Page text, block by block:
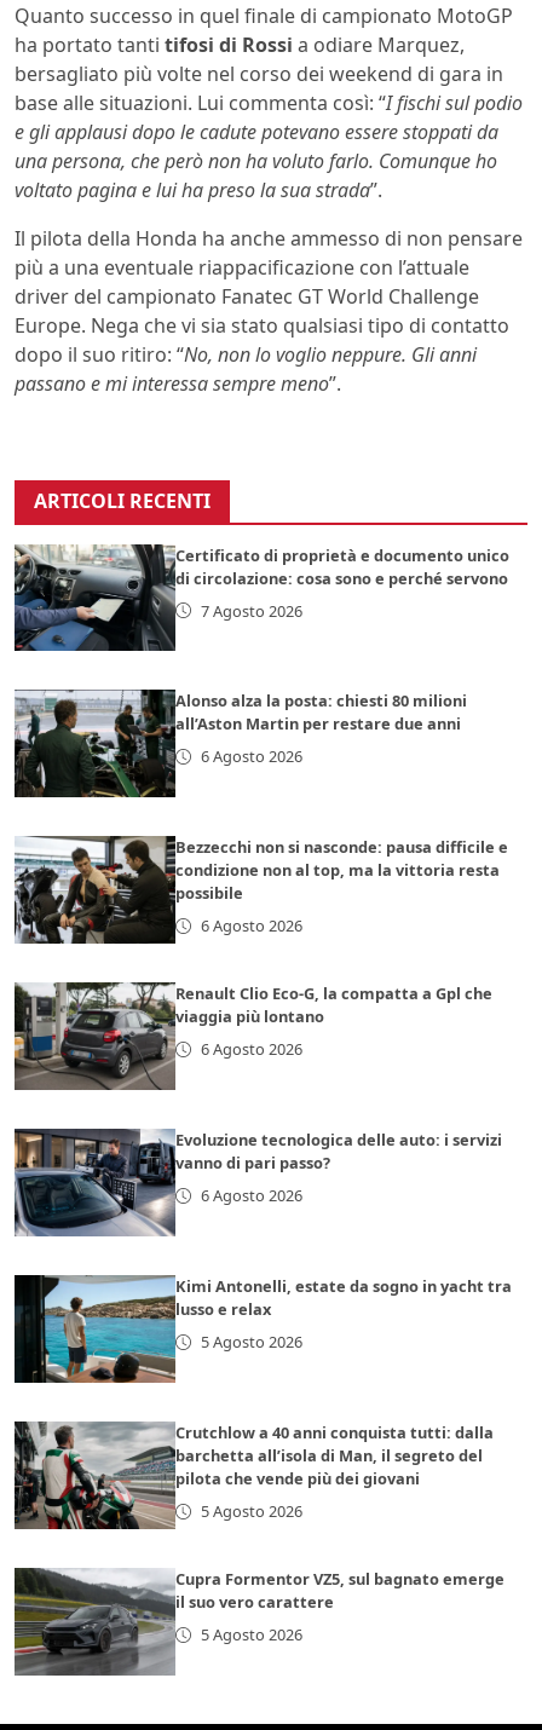
Quanto successo in quel finale di campionato MotoGP
ha portato tanti tifosi di Rossi a odiare Marquez,
bersagliato più volte nel corso dei weekend di gara in
base alle situazioni. Lui commenta così: “I fischi sul podio
e gli applausi dopo le cadute potevano essere stoppati da
una persona, che però non ha voluto farlo. Comunque ho
voltato pagina e lui ha preso la sua strada”.
Il pilota della Honda ha anche ammesso di non pensare
più a una eventuale riappacificazione con l’attuale
driver del campionato Fanatec GT World Challenge
Europe. Nega che vi sia stato qualsiasi tipo di contatto
dopo il suo ritiro: “No, non lo voglio neppure. Gli anni
passano e mi interessa sempre meno”.
ARTICOLI RECENTI
Certificato di proprietà e documento unico
di circolazione: cosa sono e perché servono
7 Agosto 2026
Alonso alza la posta: chiesti 80 milioni
all’Aston Martin per restare due anni
6 Agosto 2026
Bezzecchi non si nasconde: pausa difficile e
condizione non al top, ma la vittoria resta
possibile
6 Agosto 2026
Renault Clio Eco-G, la compatta a Gpl che
viaggia più lontano
6 Agosto 2026
Evoluzione tecnologica delle auto: i servizi
vanno di pari passo?
6 Agosto 2026
Kimi Antonelli, estate da sogno in yacht tra
lusso e relax
5 Agosto 2026
Crutchlow a 40 anni conquista tutti: dalla
barchetta all’isola di Man, il segreto del
pilota che vende più dei giovani
5 Agosto 2026
Cupra Formentor VZ5, sul bagnato emerge
il suo vero carattere
5 Agosto 2026